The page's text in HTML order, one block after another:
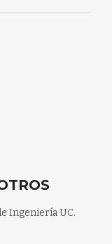
Ingeniería UC.